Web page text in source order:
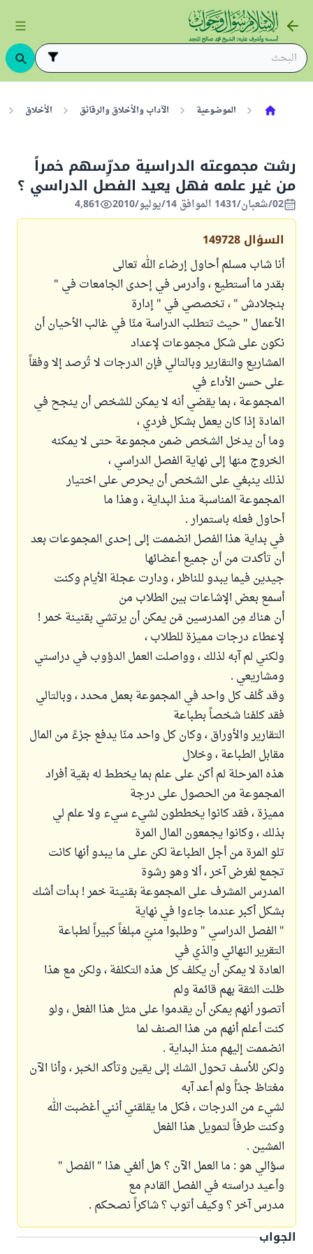
الموضوعية الآداب والأخلاق والرقائق الأخلاق
رشت مجموعته الدراسية مدرِّسهم خمراً
من غير علمه فهل يعيد الفصل الدراسي ؟
02/شعبان/1431 الموافق 14/يوليو/2010 4,861
السؤال 149728
أنا شاب مسلم أحاول إرضاء الله تعالى
بقدر ما أستطيع ، وأدرس في إحدى الجامعات في "
بنجلادش " ، تخصصي في " إدارة
الأعمال " حيث تتطلب الدراسة منّا في غالب الأحيان أن
نكون على شكل مجموعات لإعداد
المشاريع والتقارير وبالتالي فإن الدرجات لا تُرصد إلا وفقاً
على حسن الأداء في
المجموعة ، بما يقضي أنه لا يمكن للشخص أن ينجح في
المادة إذا كان يعمل بشكل فردي ،
وما أن يدخل الشخص ضمن مجموعة حتى لا يمكنه
الخروج منها إلى نهاية الفصل الدراسي ،
لذلك ينبغي على الشخص أن يحرص على اختيار
المجموعة المناسبة منذ البداية ، وهذا ما
أحاول فعله باستمرار .
في بداية هذا الفصل انضممت إلى إحدى المجموعات بعد
أن تأكدت من أن جميع أعضائها
جيدين فيما يبدو للناظر ، ودارت عجلة الأيام وكنت
أسمع بعض الإشاعات بين الطلاب من
أن هناك مِن المدرسين مَن يمكن أن يرتشي بقنينة خمر !
لإعطاء درجات مميزة للطلاب ،
ولكني لم آبه لذلك ، وواصلت العمل الدؤوب في دراستي
ومشاريعي .
وقد كُلف كل واحد في المجموعة بعمل محدد ، وبالتالي
فقد كلفنا شخصاً بطباعة
التقارير والأوراق ، وكان كل واحد منّا يدفع جزءً من المال
مقابل الطباعة ، وخلال
هذه المرحلة لم أكن على علم بما يخطط له بقية أفراد
المجموعة من الحصول على درجة
مميزة ، فقد كانوا يخططون لشيء سيء ولا علم لي
بذلك ، وكانوا يجمعون المال المرة
تلو المرة من أجل الطباعة لكن على ما يبدو أنها كانت
تجمع لغرض آخر ، ألا وهو رشوة
المدرس المشرف على المجموعة بقنينة خمر ! بدأت أشك
بشكل أكبر عندما جاءوا في نهاية
" الفصل الدراسي " وطلبوا منيّ مبلغاً كبيراً لطباعة
التقرير النهائي والذي في
العادة لا يمكن أن يكلف كل هذه التكلفة ، ولكن مع هذا
ظلت الثقة بهم قائمة ولم
أتصور أنهم يمكن أن يقدموا على مثل هذا الفعل ، ولو
كنت أعلم أنهم من هذا الصنف لما
انضممت إليهم منذ البداية .
ولكن للأسف تحول الشك إلى يقين وتأكد الخبر ، وأنا الآن
مغتاظ جدّاً ولم أعد آبه
لشيء من الدرجات ، فكل ما يقلقني أنني أغضبت الله
وكنت طرفاً لتمويل هذا الفعل
المشين .
سؤالي هو : ما العمل الآن ؟ هل ألغي هذا " الفصل "
وأعيد دراسته في الفصل القادم مع
مدرس آخر ؟ وكيف أتوب ؟ شاكراً نصحكم .
الجواب